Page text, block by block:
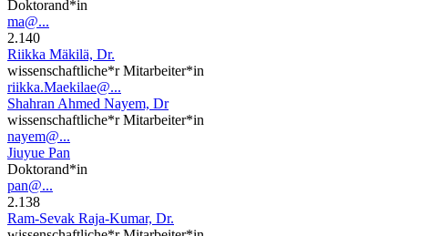
Doktorand*in
ma@...
2.140
Riikka Mäkilä, Dr.
wissenschaftliche*r Mitarbeiter*in
riikka.Maekilae@...
Shahran Ahmed Nayem, Dr
wissenschaftliche*r Mitarbeiter*in
nayem@...
Jiuyue Pan
Doktorand*in
pan@...
2.138
Ram-Sevak Raja-Kumar, Dr.